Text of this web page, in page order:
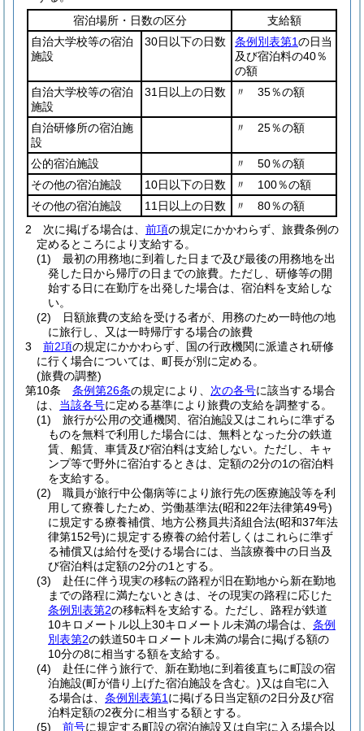
宿泊場所・日数の区分
支給額
自治大学校等の宿泊
施設
30日以下の日数 条例別表第1の日当
及び宿泊料の40％
の額
自治大学校等の宿泊
施設
31日以上の日数 〃 35％の額
自治研修所の宿泊施
設
〃 25％の額
公的宿泊施設
〃 50％の額
その他の宿泊施設
10日以下の日数
〃 100％の額
その他の宿泊施設
11日以上の日数
〃 80％の額
2
次に掲げる場合は、 前項の規定にかかわらず、旅費条例の
定めるところにより支給する。
(1)
最初の用務地に到着した日まで及び最後の用務地を出
発した日から帰庁の日までの旅費。 ただし、研修等の開
始する日に在勤庁を出発した場合は、宿泊料を支給しな
い。
(2)
日額旅費の支給を受ける者が、用務のため一時他の地
に旅行し、又は一時帰庁する場合の旅費
3
前2項の規定にかかわらず、国の行政機関に派遣され研修
に行く場合については、町長が別に定める。
(旅費の調整)
第10条
条例第26条の規定により、 次の各号に該当する場合
は、 当該各号に定める基準により旅費の支給を調整する。
(1)
旅行が公用の交通機関、宿泊施設又はこれらに準ずる
ものを無料で利用した場合には、無料となった分の鉄道
賃、船賃、車賃及び宿泊料は支給しない。 ただし、キャ
ンプ等で野外に宿泊するときは、定額の2分の1の宿泊料
を支給する。
(2)
職員が旅行中公傷病等により旅行先の医療施設等を利
用して療養したため、労働基準法(昭和22年法律第49号)
に規定する療養補償、地方公務員共済組合法(昭和37年法
律第152号)に規定する療養の給付若しくはこれらに準ず
る補償又は給付を受ける場合には、当該療養中の日当及
び宿泊料は定額の2分の1とする。
(3)
赴任に伴う現実の移転の路程が旧在勤地から新在勤地
までの路程に満たないときは、その現実の路程に応じた
条例別表第2の移転料を支給する。 ただし、路程が鉄道
10キロメートル以上30キロメートル未満の場合は、 条例
別表第2の鉄道50キロメートル未満の場合に掲げる額の
10分の8に相当する額を支給する。
(4)
赴任に伴う旅行で、新在勤地に到着後直ちに町設の宿
泊施設(町が借り上げた宿泊施設を含む。)又は自宅に入
る場合は、 条例別表第1 に掲げる日当定額の2日分及び宿
泊料定額の2夜分に相当する額とする。
(5)
前号に規定する町設の宿泊施設又は自宅に入る場合以